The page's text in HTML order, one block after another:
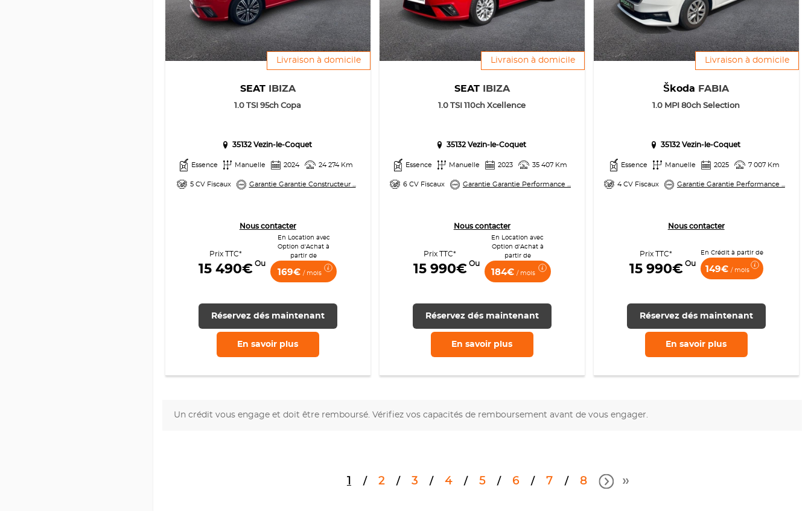
Livraison à domicile
SEAT IBIZA
1.0 TSI 95ch Copa
35132 Vezin-le-Coquet
Essence Manuelle 2024 24 274 Km
5 CV Fiscaux Garantie Garantie Constructeur ...
Nous contacter
Prix TTC*
15 490€ Ou
En Location avec
Option d'Achat à
partir de
169€ / mois
Réservez dés maintenant
En savoir plus
Livraison à domicile
SEAT IBIZA
1.0 TSI 110ch Xcellence
35132 Vezin-le-Coquet
Essence Manuelle 2023 35 407 Km
6 CV Fiscaux Garantie Garantie Performance ...
Nous contacter
Prix TTC*
15 990€ Ou
En Location avec
Option d'Achat à
partir de
184€/ mois
Réservez dés maintenant
En savoir plus
Livraison à domicile
Škoda FABIA
1.0 MPI 80ch Selection
35132 Vezin-le-Coquet
Essence Manuelle 2025 7 007 Km
4 CV Fiscaux Garantie Garantie Performance ...
Nous contacter
Prix TTC*
15 990€ Ou
En Crédit à partir de
149€/ mois
Réservez dés maintenant
En savoir plus
Un crédit vous engage et doit être remboursé. Vérifiez vos capacités de remboursement avant de vous engager.
2 3 4 5 6 7 8